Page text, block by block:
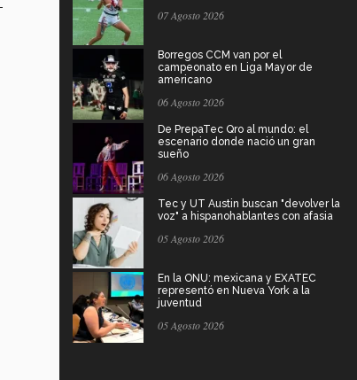
07 Agosto 2026
Borregos CCM van por el
campeonato en Liga Mayor de
americano
06 Agosto 2026
De PrepaTec Qro al mundo: el
escenario donde nació un gran
sueño
06 Agosto 2026
Tec y UT Austin buscan "devolver la
voz" a hispanohablantes con afasia
05 Agosto 2026
En la ONU: mexicana y EXATEC
representó en Nueva York a la
juventud
05 Agosto 2026